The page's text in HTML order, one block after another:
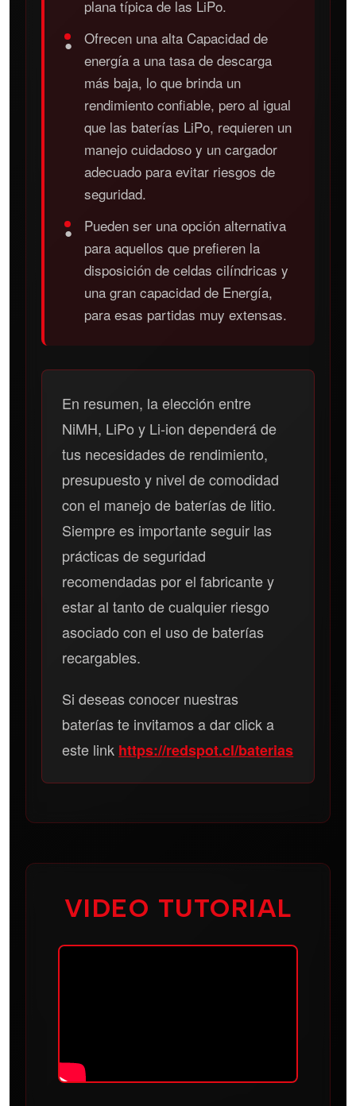
plana típica de las LiPo.
●
Ofrecen una alta Capacidad de
energía a una tasa de descarga
más baja, lo que brinda un
rendimiento confiable, pero al igual
que las baterías LiPo, requieren un
manejo cuidadoso y un cargador
adecuado para evitar riesgos de
seguridad.
●
Pueden ser una opción alternativa
para aquellos que prefieren la
disposición de celdas cilíndricas y
una gran capacidad de Energía,
para esas partidas muy extensas.
En resumen, la elección entre
NiMH, LiPo y Li-ion dependerá de
tus necesidades de rendimiento,
presupuesto y nivel de comodidad
con el manejo de baterías de litio.
Siempre es importante seguir las
prácticas de seguridad
recomendadas por el fabricante y
estar al tanto de cualquier riesgo
asociado con el uso de baterías
recargables.
Si deseas conocer nuestras
baterías te invitamos a dar click a
este link https://redspot.cl/baterias
VIDEO TUTORIAL